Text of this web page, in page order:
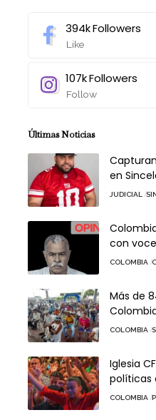
394kFollowers
Like
107kFollowers
Follow
Últimas Noticias
en
JUDICIAL
con
COLOMBIA
Más de
COLOMBIA
Iglesia
políticas
COLOMBIA